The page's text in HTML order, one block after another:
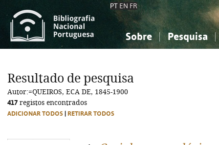
PT EN FR
Sobre Pesquisa
Ciências sociais...
Ciências sociais...
Resultado de pesquisa
Autor:=QUEIROS, ECA DE, 1845-1900
417 registos encontrados
ADICIONAR TODOS RETIRAR TODOS